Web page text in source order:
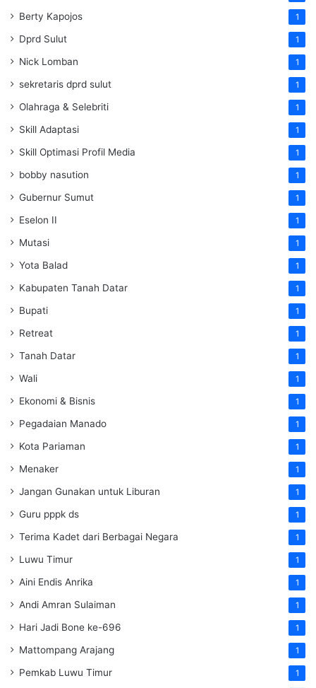
Berty Kapojos 1
Dprd Sulut 1
Nick Lomban 1
sekretaris dprd sulut 1
Olahraga & Selebriti 1
Skill Adaptasi 1
Skill Optimasi Profil Media 1
bobby nasution 1
Gubernur Sumut 1
Eselon II 1
Mutasi 1
Yota Balad 1
Kabupaten Tanah Datar 1
Bupati 1
Retreat 1
Tanah Datar 1
Wali 1
Ekonomi & Bisnis 1
Pegadaian Manado 1
Kota Pariaman 1
Menaker 1
Jangan Gunakan untuk Liburan 1
Guru pppk ds 1
Terima Kadet dari Berbagai Negara 1
Luwu Timur 1
Aini Endis Anrika 1
Andi Amran Sulaiman 1
Hari Jadi Bone ke-696 1
Mattompang Arajang 1
Pemkab Luwu Timur 1